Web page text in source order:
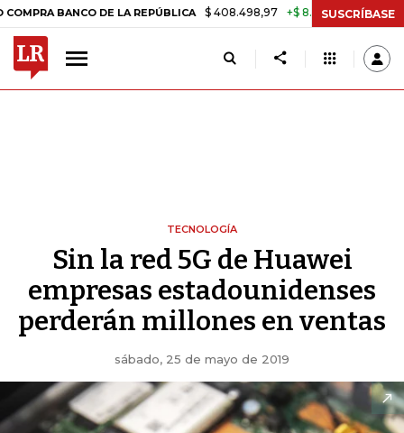
DE LA REPÚBLICA $ 408.498,97 +$ 8.753,81 +2,19% TASA DE
SUSCRÍBASE
TECNOLOGÍA
Sin la red 5G de Huawei
empresas estadounidenses
perderán millones en ventas
sábado, 25 de mayo de 2019